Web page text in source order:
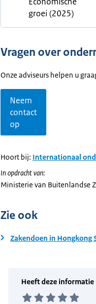
groei (2025)
Vragen over
Onze adviseurs helpen u
Neem
contact
op
Hoort bij: Internationaal
In opdracht van:
Ministerie van Buitenlandse
Zie ook
Zakendoen in Hongkong